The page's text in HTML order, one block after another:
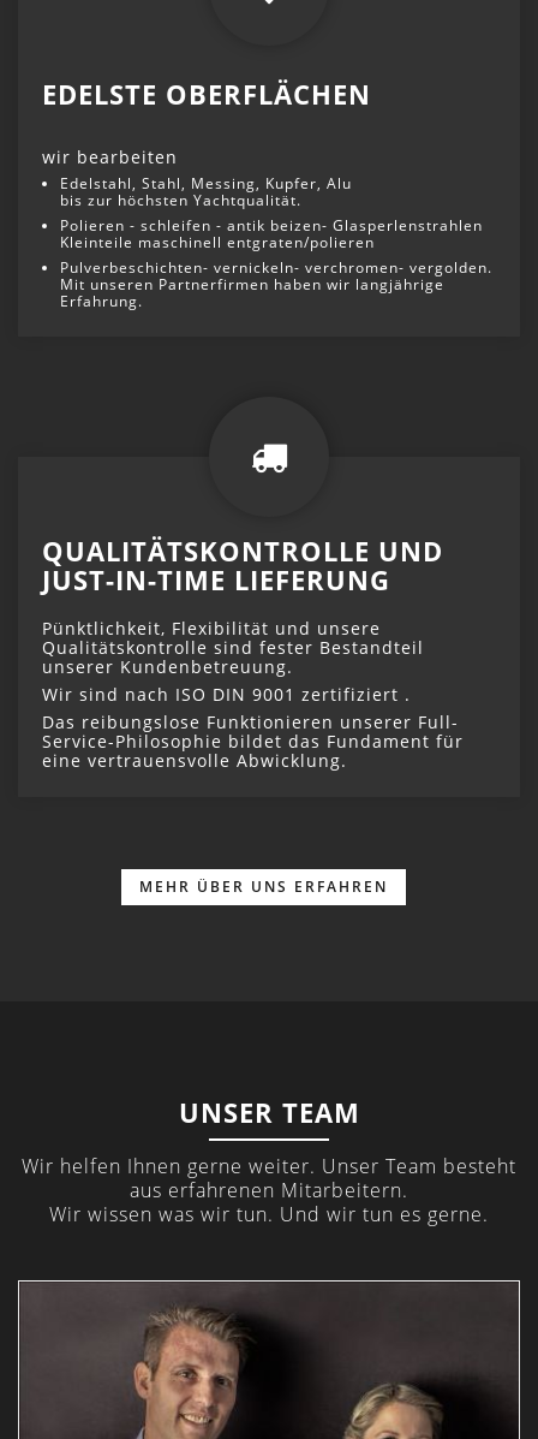
HANDWERKLICHES KÖNNEN SEIT 1830
METALLVERARBEITUNG
OBERFLÄCHENTECHNIK
WASSERSTRAHLSCHNEIDEN
EDELSTE OBERFLÄCHEN
wir bearbeiten
Edelstahl, Stahl, Messing, Kupfer, Alu
bis zur höchsten Yachtqualität.
Polieren - schleifen - antik beizen- Glasperlenstrahlen
Kleinteile maschinell entgraten/polieren
Pulverbeschichten- vernickeln- verchromen- vergolden.
Mit unseren Partnerfirmen haben wir langjährige
Erfahrung.
QUALITÄTSKONTROLLE UND
JUST-IN-TIME LIEFERUNG
Pünktlichkeit, Flexibilität und unsere
Qualitätskontrolle sind fester Bestandteil
unserer Kundenbetreuung.
Wir sind nach ISO DIN 9001 zertifiziert .
Das reibungslose Funktionieren unserer Full-
Service-Philosophie bildet das Fundament für
eine vertrauensvolle Abwicklung.
MEHR ÜBER UNS ERFAHREN
UNSER TEAM
Wir helfen Ihnen gerne weiter. Unser Team besteht
aus erfahrenen Mitarbeitern.
Wir wissen was wir tun. Und wir tun es gerne.